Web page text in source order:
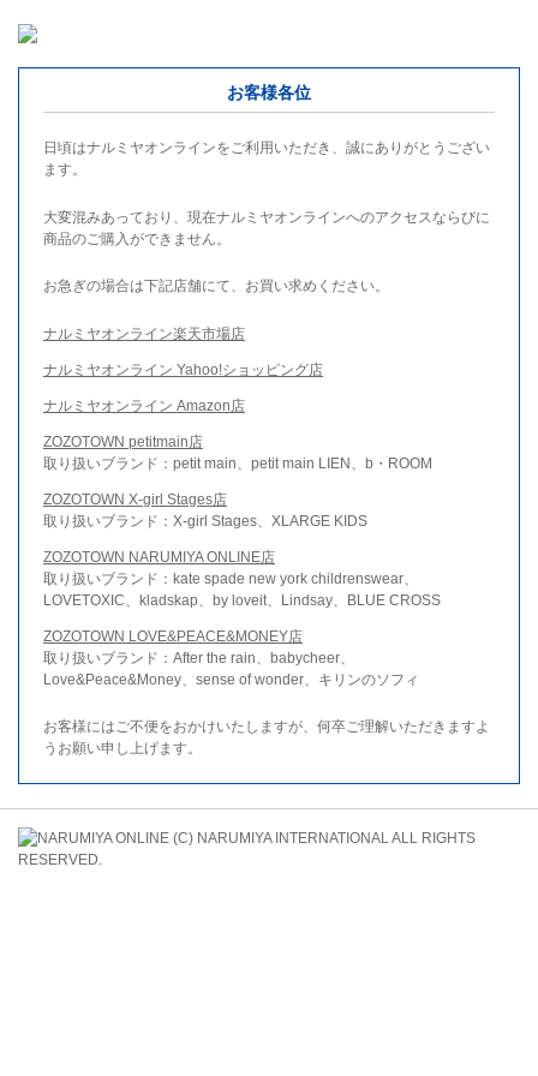
お客様各位
日頃はナルミヤオンラインをご利用いただき、誠にありがとうござい
ます。
大変混みあっており、現在ナルミヤオンラインへのアクセスならびに
商品のご購入ができません。
お急ぎの場合は下記店舗にて、お買い求めください。
ナルミヤオンライン楽天市場店
ナルミヤオンライン Yahoo!ショッピング店
ナルミヤオンライン Amazon店
ZOZOTOWN petitmain店
取り扱いブランド：petit main、petit main LIEN、b・ROOM
ZOZOTOWN X-girl Stages店
取り扱いブランド：X-girl Stages、XLARGE KIDS
ZOZOTOWN NARUMIYA ONLINE店
取り扱いブランド：kate spade new york childrenswear、
LOVETOXIC、kladskap、by loveit、Lindsay、BLUE CROSS
ZOZOTOWN LOVE&PEACE&MONEY店
取り扱いブランド：After the rain、babycheer、
Love&Peace&Money、sense of wonder、キリンのソフィ
お客様にはご不便をおかけいたしますが、何卒ご理解いただきますよ
うお願い申し上げます。